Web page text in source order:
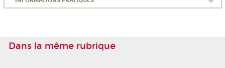
Dans la même rubrique